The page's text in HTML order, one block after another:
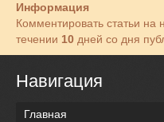
Информация
Комментировать статьи на
течении 10 дней со дня
Навигация
Главная